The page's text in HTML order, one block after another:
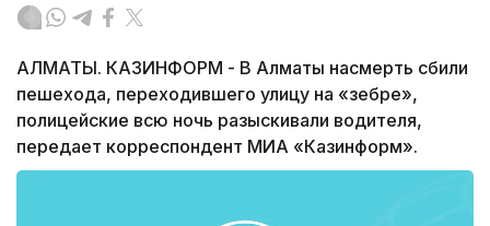
АЛМАТЫ. КАЗИНФОРМ - В Алматы насмерть сбили
пешехода, переходившего улицу на «зебре»,
полицейские всю ночь разыскивали водителя,
передает корреспондент МИА «Казинформ».